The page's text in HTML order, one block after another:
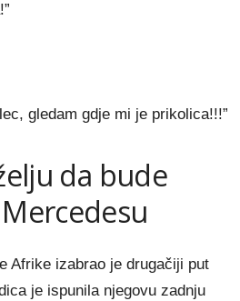
gledam gdje mi je prikolica!!!”
da bude
Afrike izabrao je drugačiji put
je ispunila njegovu zadnju